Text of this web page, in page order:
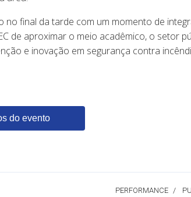
no final da tarde com um momento de
de aproximar o meio acadêmico, o setor
e inovação em segurança contra
do evento
PERFORMANCE